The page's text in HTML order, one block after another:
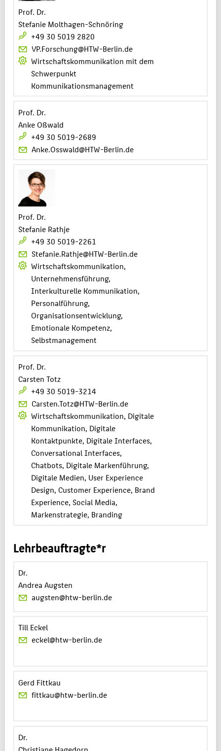
Prof. Dr.
Stefanie Molthagen-Schnöring
+49 30 5019 2820
VP.Forschung@HTW-Berlin.de
Wirtschaftskommunikation mit dem
Schwerpunkt
Kommunikationsmanagement
Prof. Dr.
Anke Oßwald
+49 30 5019-2689
Anke.Osswald@HTW-Berlin.de
Prof. Dr.
Stefanie Rathje
+49 30 5019-2261
Stefanie.Rathje@HTW-Berlin.de
Wirtschaftskommunikation,
Unternehmensführung,
Interkulturelle Kommunikation,
Personalführung,
Organisationsentwicklung,
Emotionale Kompetenz,
Selbstmanagement
Prof. Dr.
Carsten Totz
+49 30 5019-3214
Carsten.Totz@HTW-Berlin.de
Wirtschaftskommunikation, Digitale
Kommunikation, Digitale
Kontaktpunkte, Digitale Interfaces,
Conversational Interfaces,
Chatbots, Digitale Markenführung,
Digitale Medien, User Experience
Design, Customer Experience, Brand
Experience, Social Media,
Markenstrategie, Branding
Lehrbeauftragte*r
Dr.
Andrea Augsten
augsten@htw-berlin.de
Till Eckel
eckel@htw-berlin.de
Gerd Fittkau
fittkau@htw-berlin.de
Dr.